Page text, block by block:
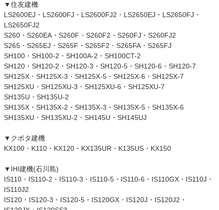
▼住友建機
LS2600EJ・LS2600FJ・LS2600FJ2・LS2650EJ・LS2650FJ・
LS2650FJ2
S260・S260EA・S260F・S260F2・S260FJ・S260FJ2
S265・S265EJ・S265F・S265F2・S265FA・S265FJ
SH100・SH100-2・SH100A-2・SH100CT-2
SH120・SH120-2・SH120-3・SH120-5・SH120-6・SH120-7
SH125X・SH125X-3・SH125X-5・SH125X-6・SH125X-7
SH125XU・SH125XU-3・SH125XU-6・SH125XU-7
SH135U・SH135U-2
SH135X・SH135X-2・SH135X-3・SH135X-5・SH135X-6
SH135XU・SH135XU-2・SH145U・SH145UJ
▼クボタ建機
KX100・K110・KX120・KX135UR・K135US・KX150
▼IHI建機(石川島)
IS110・IS110-2・IS110-3・IS110-5・IS110-6・IS110GX・IS110J・
IS110J2
IS120・IS120-3・IS120-5・IS120GX・IS120J・IS120J2・